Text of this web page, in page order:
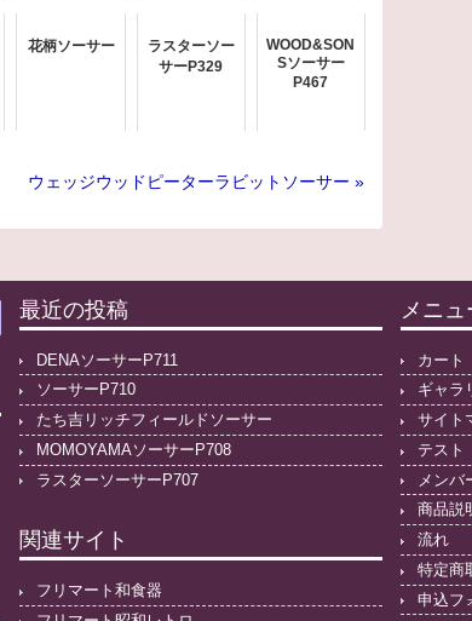
花柄ソーサー
ラスターソー
サーP329
WOOD&SON
Sソーサー
P467
ウェッジウッドピーターラビットソーサー »
最近の投稿
DENAソーサーP711
ソーサーP710
たち吉リッチフィールドソーサー
MOMOYAMAソーサーP708
ラスターソーサーP707
メニュ
カート
ギャラ
サイト
テスト
メンバ
商品説
流れ
特定商
申込フ
関連サイト
フリマート和食器